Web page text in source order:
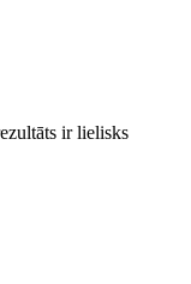
ir lielisks